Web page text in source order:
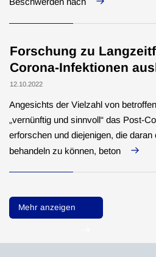
Forschung zu
Corona-Infektionen
12.10.2022
Angesichts der Vielzahl von
„vernünftig und sinnvoll“ das Post-
erforschen und diejenigen, die
behandeln zu können, beton
Mehr anzeigen